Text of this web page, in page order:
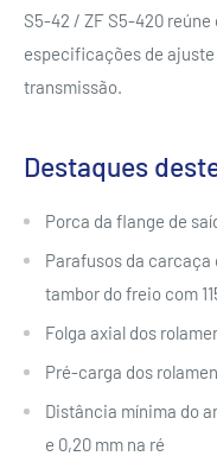
S5-42 / ZF S5-420 reúne
especificações de
transmissão.
Destaques
Porca da flange de
Parafusos da carcaça
tambor do freio com
Folga axial dos
Pré-carga dos
Distância mínima do
e 0,20 mm na ré